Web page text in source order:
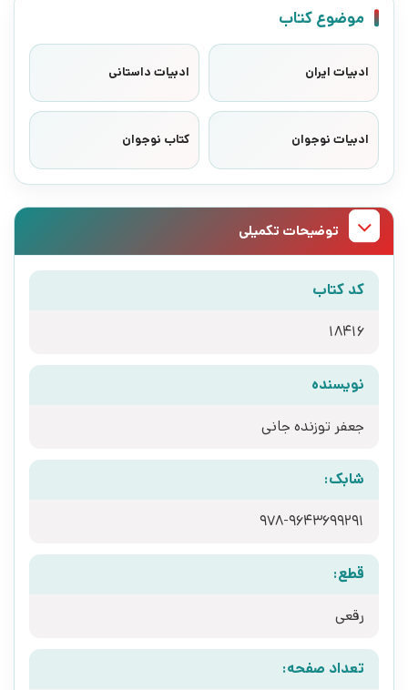
موضوع کتاب
ادبیات ایران ادبیات داستانی
ادبیات نوجوان کتاب نوجوان
توضیحات تکمیلی
کد کتاب
18416
نویسنده
جعفر توزنده جانی
شابک:
978-9643699291
قطع:
رقعی
تعداد صفحه: